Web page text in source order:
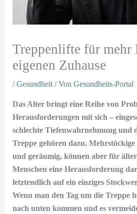
Treppenlifte für
eigenen Zuhause
/Gesundheit/ VonGesundheits-Portal
Das Alter bringt eine Reihe von
Herausforderungen mit sich –
schlechte Tiefenwahrnehmung und
Treppe gehören dazu.
und geräumig, können aber für
Menschen eine Herausforderung
letztendlich auf ein einziges
Wenn man den Tag um die Treppe
nach unten kommen und es